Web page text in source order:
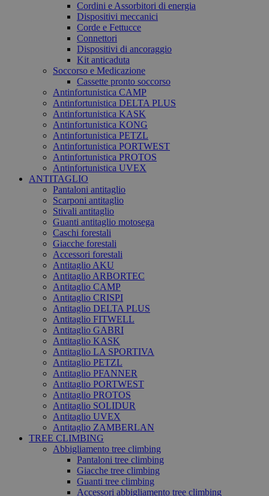
Cordini e Assorbitori di energia
Dispositivi meccanici
Corde e Fettucce
Connettori
Dispositivi di ancoraggio
Kit anticaduta
Soccorso e Medicazione
Cassette pronto soccorso
Antinfortunistica CAMP
Antinfortunistica DELTA PLUS
Antinfortunistica KASK
Antinfortunistica KONG
Antinfortunistica PETZL
Antinfortunistica PORTWEST
Antinfortunistica PROTOS
Antinfortunistica UVEX
ANTITAGLIO
Pantaloni antitaglio
Scarponi antitaglio
Stivali antitaglio
Guanti antitaglio motosega
Caschi forestali
Giacche forestali
Accessori forestali
Antitaglio AKU
Antitaglio ARBORTEC
Antitaglio CAMP
Antitaglio CRISPI
Antitaglio DELTA PLUS
Antitaglio FITWELL
Antitaglio GABRI
Antitaglio KASK
Antitaglio LA SPORTIVA
Antitaglio PETZL
Antitaglio PFANNER
Antitaglio PORTWEST
Antitaglio PROTOS
Antitaglio SOLIDUR
Antitaglio UVEX
Antitaglio ZAMBERLAN
TREE CLIMBING
Abbigliamento tree climbing
Pantaloni tree climbing
Giacche tree climbing
Guanti tree climbing
Accessori abbigliamento tree climbing